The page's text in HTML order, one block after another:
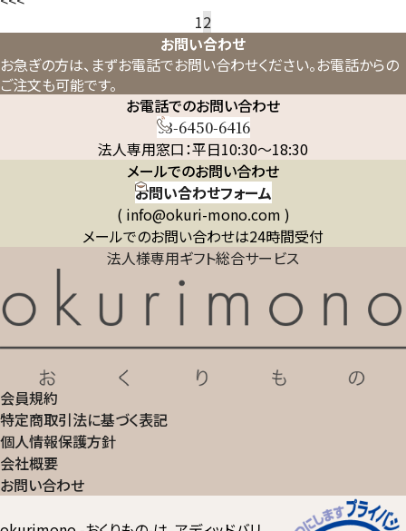
12
お問い合わせ
お急ぎの方は、まずお電話でお問い合わせください。お電話からの
ご注文も可能です。
お電話でのお問い合わせ
03-6450-6416
法人専用窓口：平日10:30～18:30
メールでのお問い合わせ
お問い合わせフォーム
( info@okuri-mono.com )
メールでのお問い合わせは24時間受付
法人様専用ギフト総合サービス
会員規約
特定商取引法に基づく表記
個人情報保護方針
会社概要
お問い合わせ